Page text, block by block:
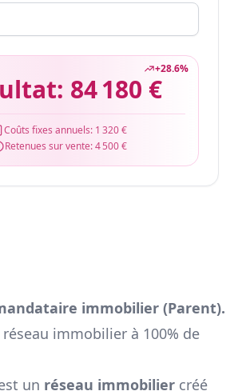
+28.6%
84 180 €
Coûts fixes annuels: 1 320 €
Retenues sur vente:4 500 €
immobilier (Parent).
immobilier à 100% de
un réseau immobilier créé